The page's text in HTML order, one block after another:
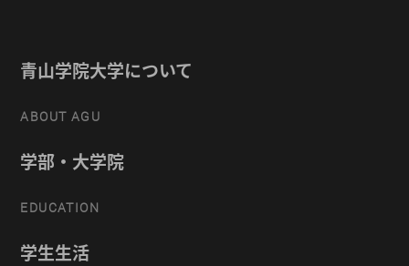
青山学院大学について
ABOUT AGU
学部・大学院
EDUCATION
学生生活